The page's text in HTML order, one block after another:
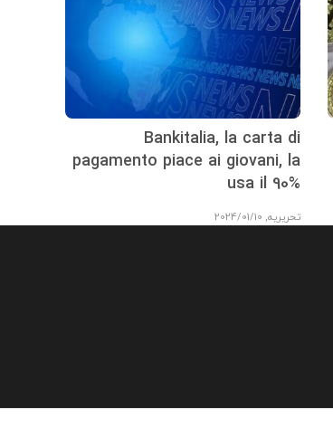
Bankitalia, la carta di
pagamento piace ai giovani, la
usa il 90%
تحریریه,
2024/01/10